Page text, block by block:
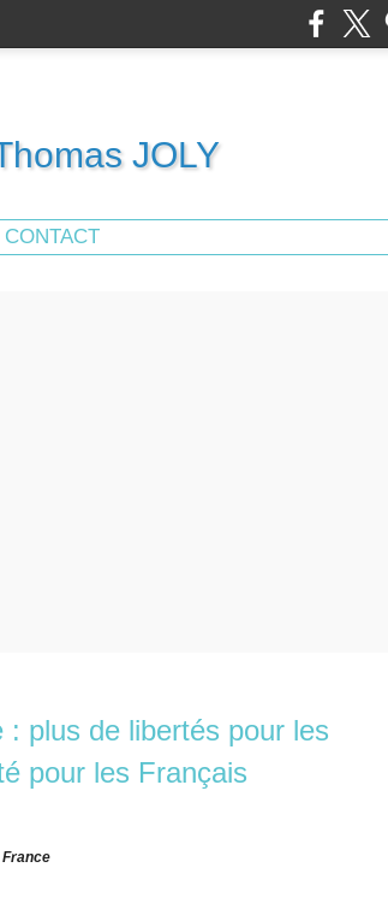
JOLY
CONTACT
plus de libertés pour les
pour les Français